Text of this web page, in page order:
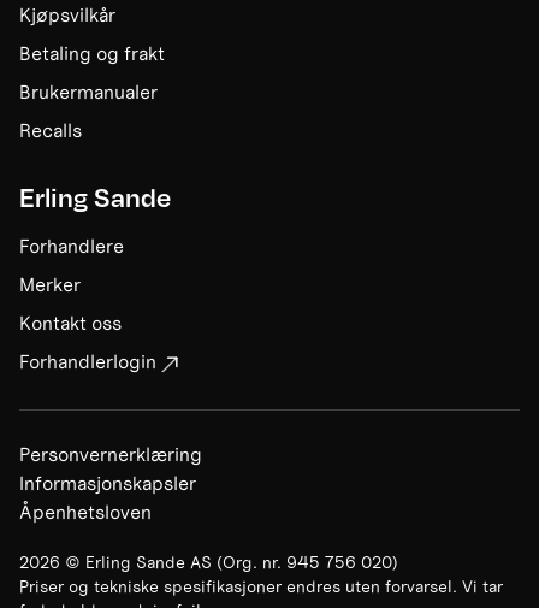
Kjøpsvilkår
Betaling og frakt
Brukermanualer
Recalls
Erling Sande
Forhandlere
Merker
Kontakt oss
Forhandlerlogin
2026 © Erling Sande AS (Org. nr. 945 756 020)
Priser og tekniske spesifikasjoner endres uten forvarsel. Vi tar
Personvernerklæring
Informasjonskapsler
Åpenhetsloven